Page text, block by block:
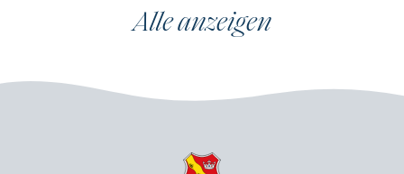
Alle anzeigen